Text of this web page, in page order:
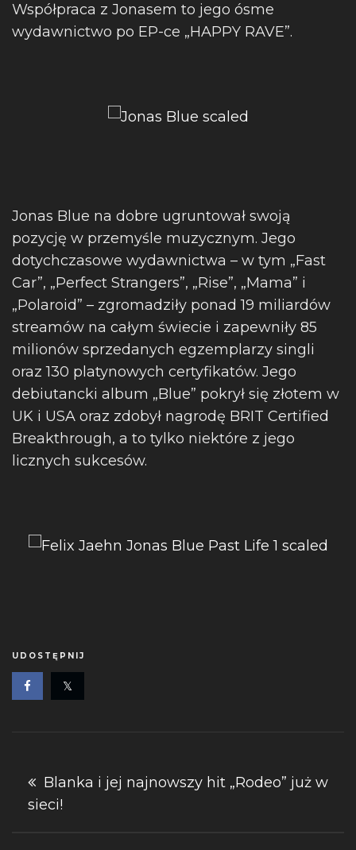
Współpraca z Jonasem to jego ósme
wydawnictwo po EP-ce „HAPPY RAVE”.
Jonas Blue na dobre ugruntował swoją
pozycję w przemyśle muzycznym. Jego
dotychczasowe wydawnictwa – w tym „Fast
Car”, „Perfect Strangers”, „Rise”, „Mama” i
„Polaroid” – zgromadziły ponad 19 miliardów
streamów na całym świecie i zapewniły 85
milionów sprzedanych egzemplarzy singli
oraz 130 platynowych certyfikatów. Jego
debiutancki album „Blue” pokrył się złotem w
UK i USA oraz zdobył nagrodę BRIT Certified
Breakthrough, a to tylko niektóre z jego
licznych sukcesów.
UDOSTĘPNIJ
Nawigacja
wpisu
Blanka i jej najnowszy hit „Rodeo” już w
sieci!